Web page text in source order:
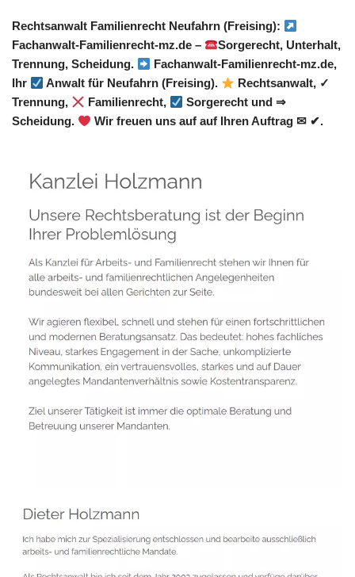
Rechtsanwalt Familienrecht Neufahrn (Freising):
Fachanwalt-Familienrecht-mz.de –
Sorgerecht, Unterhalt,
Trennung, Scheidung.
Fachanwalt-Familienrecht-mz.de,
Ihr
Anwalt für Neufahrn (Freising).
Rechtsanwalt, ✓
Trennung,
Familienrecht,
Sorgerecht und ⇒
Scheidung.
Wir freuen uns auf auf Ihren Auftrag ✉ ✔.